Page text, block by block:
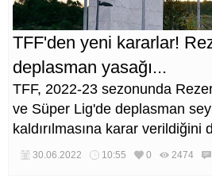
TFF'den yeni kararlar!
deplasman yasağı...
TFF, 2022-23 sezonunda
ve Süper Lig'de deplasman
kaldırılmasına karar verildiğini
30.06.2022 10:55 0 2474